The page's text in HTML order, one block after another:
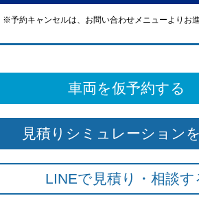
※予約キャンセルは、 お問い合わせメニューよりお
車両を仮予約する
見積りシミュレーション
LINEで見積り・相談す